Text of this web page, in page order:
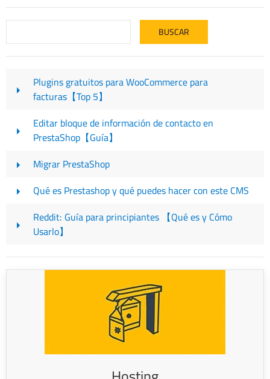
Plugins gratuitos para WooCommerce para
facturas【Top 5】
Editar bloque de información de contacto en
PrestaShop【Guía】
Migrar PrestaShop
Qué es Prestashop y qué puedes hacer con este CMS
Reddit: Guía para principiantes 【Qué es y Cómo
Usarlo】